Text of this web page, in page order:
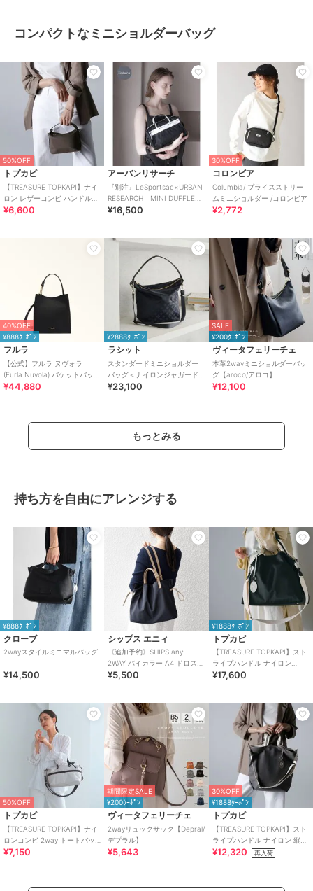
コンパクトなミニショルダーバッグ
50%OFF
トプカピ
【TREASURE TOPKAPI】ナイ
ロン レザーコンビ ハンドルオ
ープン ミニ ショルダーバッグ
¥6,600
アーバンリサーチ
『別注』LeSportsac×URBAN
RESEARCH MINI DUFFLE
CROSSBOD
¥16,500
30%OFF
コロンビア
Columbia/ プライスストリー
ムミニショルダー /コロンビア
¥2,772
40%OFF
¥888ｸｰﾎﾟﾝ
フルラ
【公式】フルラ ヌヴォラ
(Furla Nuvola) バケットバッグ
MINI
¥44,880
¥2888ｸｰﾎﾟﾝ
ラシット
スタンダードミニショルダー
バッグ＜ナイロンジャガード
＞(CE-1627)
¥23,100
SALE
¥200ｸｰﾎﾟﾝ
ヴィータフェリーチェ
本革2wayミニショルダーバッ
グ【aroco/アロコ】
¥12,100
もっとみる
持ち方を自由にアレンジする
¥888ｸｰﾎﾟﾝ
クローブ
2wayスタイルミニマルバッグ
¥14,500
シップス エニィ
《追加予約》SHIPS any:
2WAY バイカラー A4 ドロスト
トート バッグ
¥5,500
¥1888ｸｰﾎﾟﾝ
トプカピ
【TREASURE TOPKAPI】スト
ライプハンドル ナイロン
2way トートバッグ A4対応
¥17,600
50%OFF
トプカピ
【TREASURE TOPKAPI】ナイ
ロンコンビ 2way トートバッ
グ ショルダーベルト付き
¥7,150
期間限定SALE
¥200ｸｰﾎﾟﾝ
ヴィータフェリーチェ
2wayリュックサック【Depral/
デプラル】
¥5,643
30%OFF
¥1888ｸｰﾎﾟﾝ
トプカピ
【TREASURE TOPKAPI】スト
ライプハンドル ナイロン 縦型
2way トートバッグ A4
¥12,320 再入荷